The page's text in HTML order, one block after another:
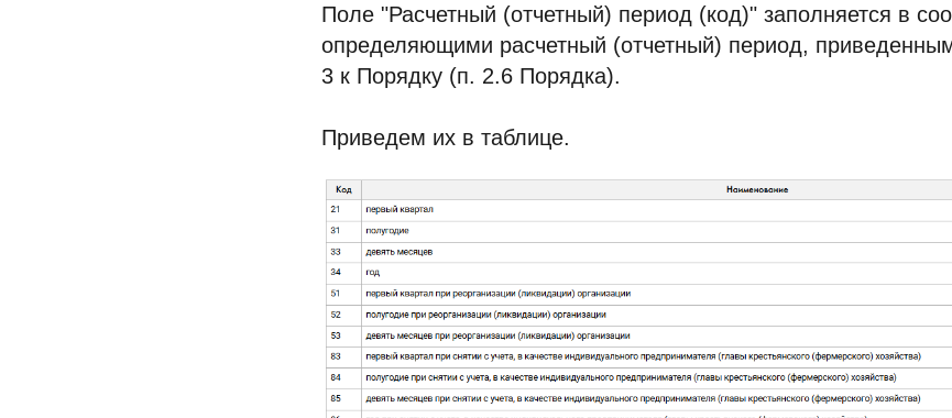
Поле "Расчетный (отчетный) период (код)" заполняется в
определяющими расчетный (отчетный) период,
3 к Порядку (п. 2.6 Порядка).
Приведем их в таблице.